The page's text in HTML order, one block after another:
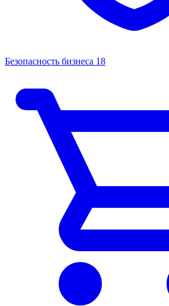
Безопасность бизнеса 18